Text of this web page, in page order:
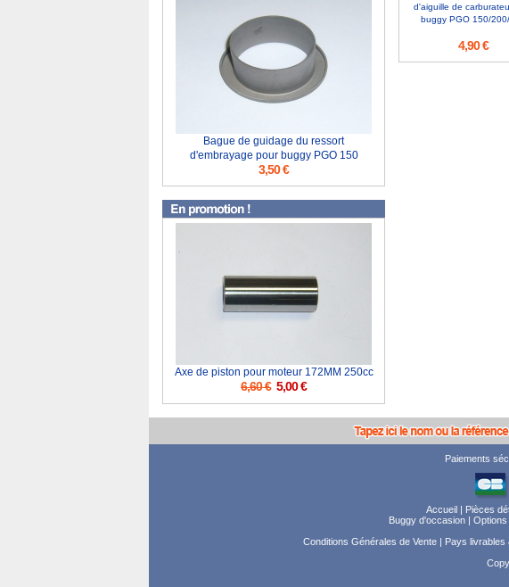
Bague de guidage du ressort
d'embrayage pour buggy PGO 150
3,50 €
Axe de piston pour moteur 172MM 250cc
6,60 € 5,00 €
d'aiguille de
buggy PGO 150/
4,90 €
Paiements
Accueil | Pièces
Buggy d'occasion| Options
Conditions Générales de Vente | Pays livrables